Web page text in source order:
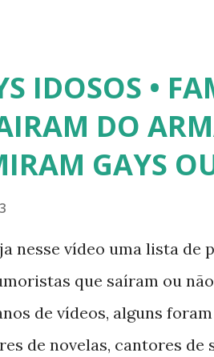
feliz, e não para agradar a
"A Tarde é Sua",
também participou do
Romário. 5)
conhecida após
IDOSOS •
DO
GAYS
nesse vídeo uma lista de
que saíram ou
de vídeos, alguns
de novelas, cantores de